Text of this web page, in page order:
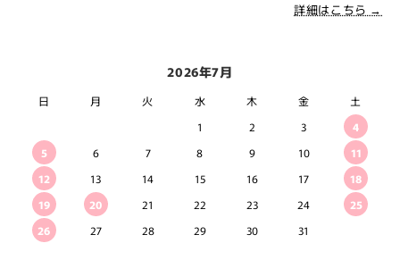
詳細はこちら →
2026年7月
日 月 火 水 木 金
土
1
2 3
4
5
6 7 8 9 10
11
12
13 14 15 16 17
18
19
20 21 22 23 24
25
26
27 28 29 30 31